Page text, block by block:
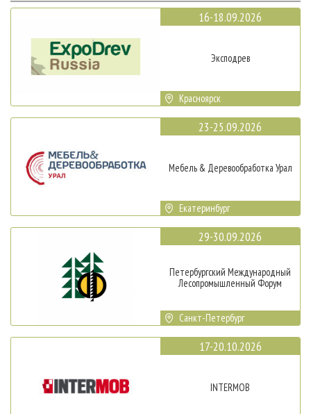
16-18.09.2026
Эксподрев
Красноярск
23-25.09.2026
Мебель & Деревообработка Урал
Екатеринбург
29-30.09.2026
Петербургский Международный
Лесопромышленный Форум
Санкт-Петербург
17-20.10.2026
INTERMOB